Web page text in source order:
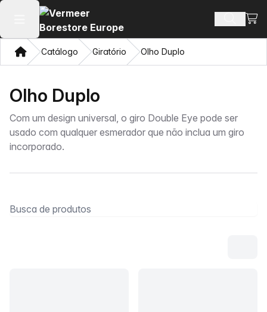
Abrir menu principal Busca
Ver
CasaCatálogo Giratório Olho Duplo
Olho Duplo
Com um design universal, o giro Double Eye pode ser
usado com qualquer esmerador que não inclua um giro
incorporado.